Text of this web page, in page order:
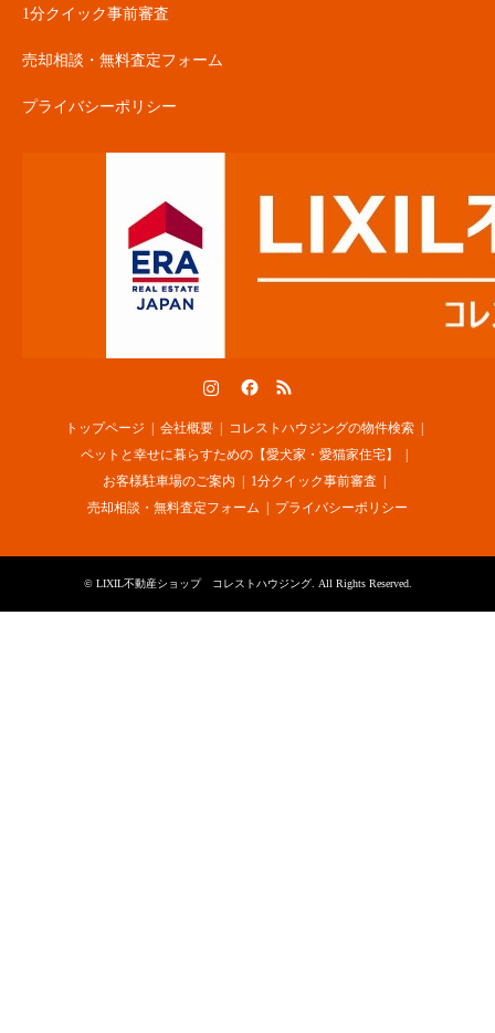
1分クイック事前審査
売却相談・無料査定フォーム
プライバシーポリシー
トップページ 会社概要
コレストハウジングの物件検索
ペットと幸せに暮らすための【愛犬家・愛猫家住宅】
お客様駐車場のご案内
1分クイック事前審査
売却相談・無料査定フォーム
プライバシーポリシー
© LIXIL不動産ショップ コレストハウジング. All Rights Reserved.